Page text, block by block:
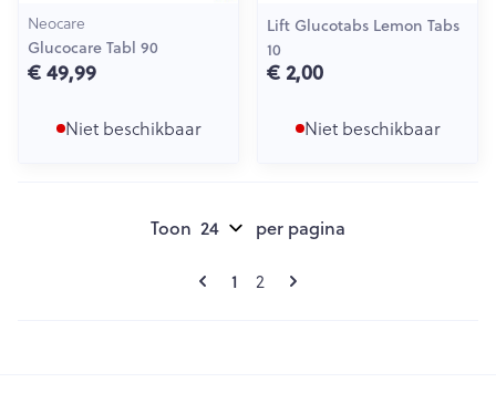
Neocare
Glucocare Tabl 90
€ 49,99
Niet beschikbaar
Lift Glucotabs Lemon Tabs
10
€ 2,00
Niet beschikbaar
Pagina's
U lees momenteel pagina
1 Pagina
2
Toon per pagina